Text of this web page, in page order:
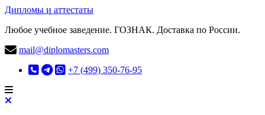
Дипломы и аттестаты
Любое учебное заведение. ГОЗНАК. Доставка по России.
mail@diplomasters.com
+7 (499) 350-76-95